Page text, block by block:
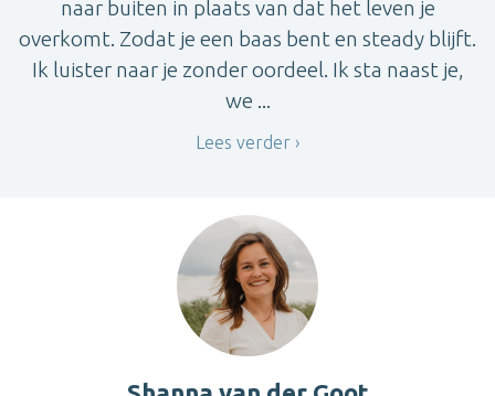
naar buiten in plaats van dat het leven je
overkomt. Zodat je een baas bent en steady blijft.
Ik luister naar je zonder oordeel. Ik sta naast je,
we ...
Lees verder